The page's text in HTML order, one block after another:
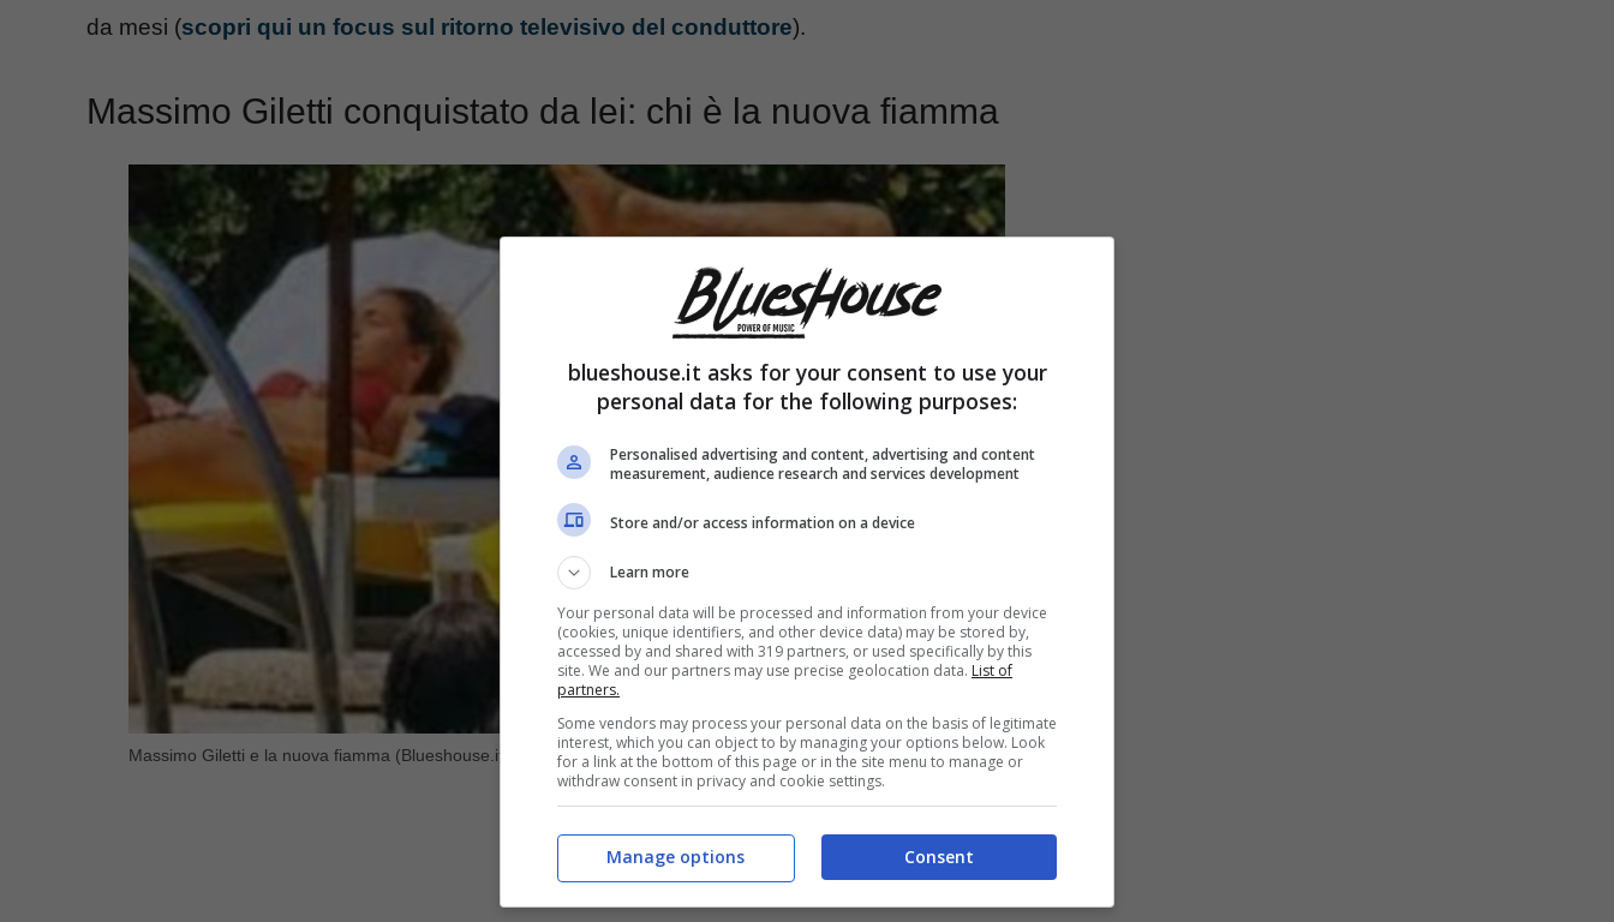
da mesi (scopri qui un focus sul ritorno televisivo del conduttore).
Massimo Giletti conquistato da lei: chi è la nuova fiamma
Massimo Giletti e la nuova fiamma (Blueshouse.it)
blueshouse.it asks for your consent to use your
personal data for the following purposes:
Personalised advertising and content, advertising and content
measurement, audience research and services development
Store and/or access information on a device
Learn more
Your personal data will be processed and information from your device
(cookies, unique identifiers, and other device data) may be stored by,
accessed by and shared with 319 partners, or used specifically by this
site. We and our partners may use precise geolocation data. List of
partners.
Some vendors may process your personal data on the basis of legitimate
interest, which you can object to by managing your options below. Look
for a link at the bottom of this page or in the site menu to manage or
withdraw consent in privacy and cookie settings.
Consent
Manage options